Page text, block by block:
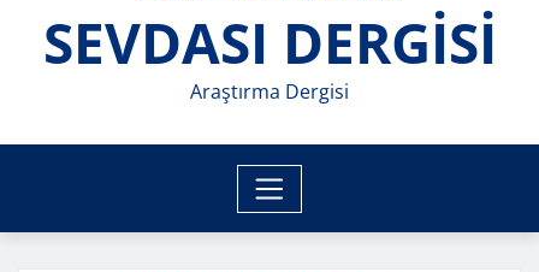
SEVDASI DERGİSİ
Araştırma Dergisi